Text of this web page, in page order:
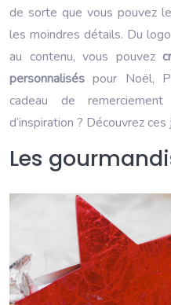
de sorte que vous pouvez
les moindres détails. Du
au contenu, vous pouvez
personnalisés pour Noël,
cadeau de
d’inspiration ? Découvrez
Les